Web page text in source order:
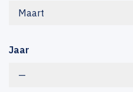
Maart
Jaar
—